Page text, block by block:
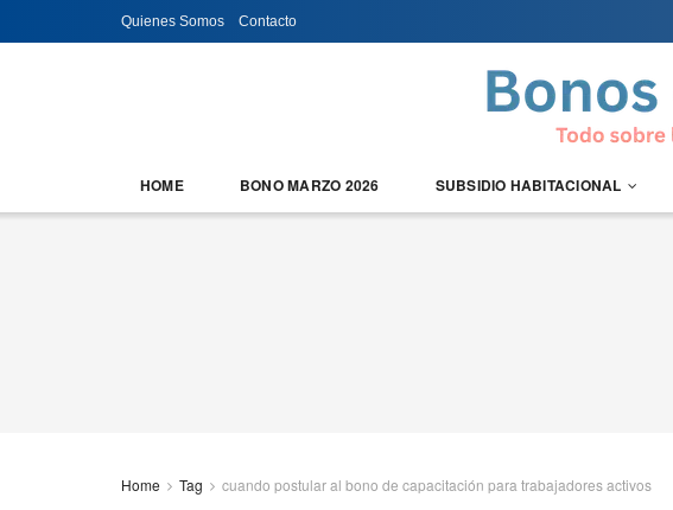
Quienes Somos Contacto
HOME BONO MARZO 2026 SUBSIDIO HABITACIONAL
Home Tag cuando postular al bono de capacitación para trabajadores activos